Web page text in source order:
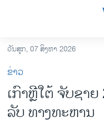
ເຂົ້າ
ຫາ
ຂ້າມ
ຂ້າມ
ຂ້າມ
ລາວ
ອາເມຣິກາ
ວັນສຸກ, 07 ສິງຫາ 2026
ຂ່າວ
ເກົາຫຼີໃຕ້ ຈັບຊາ
ລັບ ທາງທະຫານ